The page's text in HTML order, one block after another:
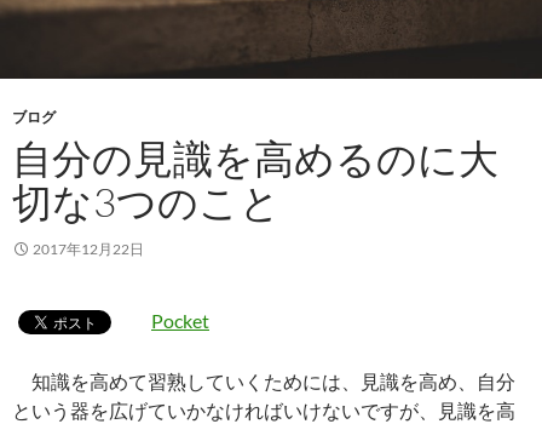
ブログ
自分の見識を高めるのに大
切な3つのこと
2017年12月22日
Pocket
知識を高めて習熟していくためには、見識を高め、自分
という器を広げていかなければいけないですが、見識を高